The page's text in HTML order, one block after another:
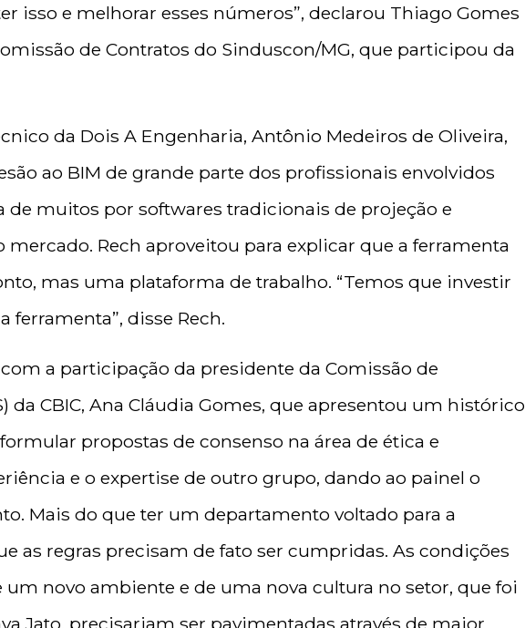
isso e melhorar esses números”, declarou Thiago Gomes
de Contratos do Sinduscon/MG, que participou da
da Dois A Engenharia, Antônio Medeiros de Oliveira,
ao BIM de grande parte dos profissionais envolvidos
de muitos por softwares tradicionais de projeção e
Rech aproveitou para explicar que a ferramenta
mas uma plataforma de trabalho. “Temos que investir
ferramenta”, disse Rech.
a participação da presidente da Comissão de
da CBIC, Ana Cláudia Gomes, que apresentou um histórico
propostas de consenso na área de ética e
e o expertise de outro grupo, dando ao painel o
Mais do que ter um departamento voltado para a
as regras precisam de fato ser cumpridas. As condições
um novo ambiente e de uma nova cultura no setor, que foi
Jato, precisariam ser pavimentadas através de maior